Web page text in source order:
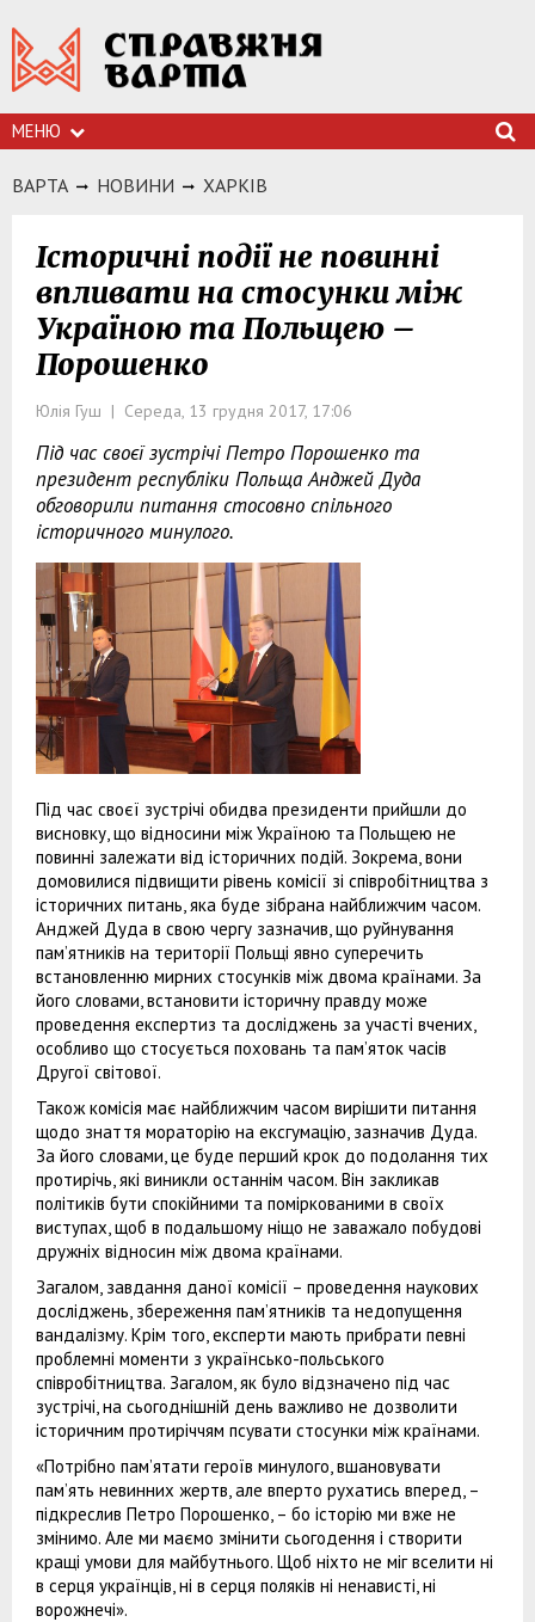
МЕНЮ
ВАРТА НОВИНИ ХАРКIВ
Історичні події не повинні
впливати на стосунки між
Україною та Польщею –
Порошенко
Юлія Гуш | Середа, 13 грудня 2017, 17:06
Під час своєї зустрічі Петро Порошенко та
президент республіки Польща Анджей Дуда
обговорили питання стосовно спільного
історичного минулого.
Під час своєї зустрічі обидва президенти прийшли до
висновку, що відносини між Україною та Польщею не
повинні залежати від історичних подій. Зокрема, вони
домовилися підвищити рівень комісії зі співробітництва з
історичних питань, яка буде зібрана найближчим часом.
Анджей Дуда в свою чергу зазначив, що руйнування
пам’ятників на території Польщі явно суперечить
встановленню мирних стосунків між двома країнами. За
його словами, встановити історичну правду може
проведення експертиз та досліджень за участі вчених,
особливо що стосується поховань та пам’яток часів
Другої світової.
Також комісія має найближчим часом вирішити питання
щодо знаття мораторію на ексгумацію, зазначив Дуда.
За його словами, це буде перший крок до подолання тих
протирічь, які виникли останнім часом. Він закликав
політиків бути спокійними та поміркованими в своїх
виступах, щоб в подальшому ніщо не заважало побудові
дружніх відносин між двома країнами.
Загалом, завдання даної комісії – проведення наукових
досліджень, збереження пам’ятників та недопущення
вандалізму. Крім того, експерти мають прибрати певні
проблемні моменти з українсько-польського
співробітництва. Загалом, як було відзначено під час
зустрічі, на сьогоднішній день важливо не дозволити
історичним протиріччям псувати стосунки між країнами.
«Потрібно пам’ятати героїв минулого, вшановувати
пам’ять невинних жертв, але вперто рухатись вперед, –
підкреслив Петро Порошенко, – бо історію ми вже не
змінимо. Але ми маємо змінити сьогодення і створити
кращі умови для майбутнього. Щоб ніхто не міг вселити ні
в серця українців, ні в серця поляків ні ненависті, ні
ворожнечі».